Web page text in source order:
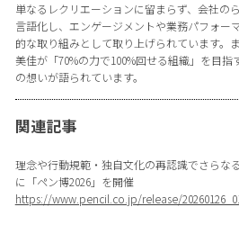
単なるレクリエーションに留まらず、会社の
言語化し、エンゲージメントや業務パフォー
的な取り組みとして取り上げられています。
美佳が「70%の力で100%回せる組織」を目
の想いが語られています。
関連記事
理念や行動規範・独自文化の再認識でさらな
に「ペン博2026」を開催
https://www.pencil.co.jp/release/